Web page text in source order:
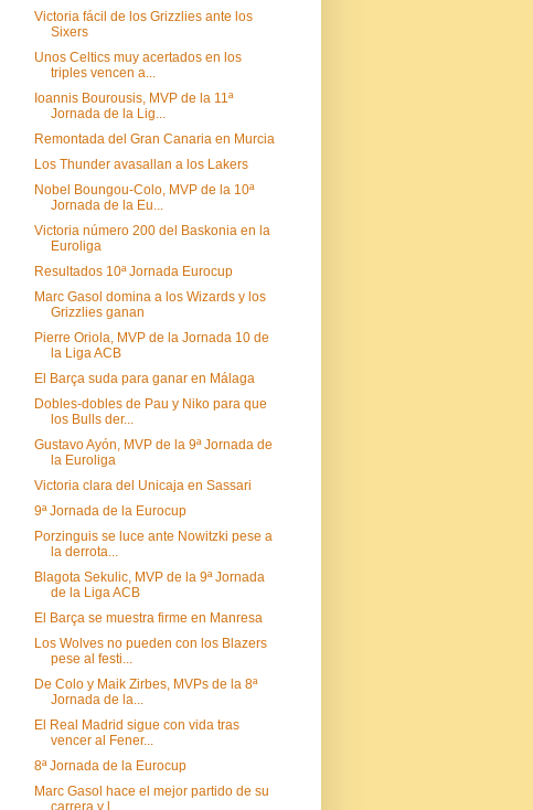
Victoria fácil de los Grizzlies ante los
Sixers
Unos Celtics muy acertados en los
triples vencen a...
Ioannis Bourousis, MVP de la 11ª
Jornada de la Lig...
Remontada del Gran Canaria en Murcia
Los Thunder avasallan a los Lakers
Nobel Boungou-Colo, MVP de la 10ª
Jornada de la Eu...
Victoria número 200 del Baskonia en la
Euroliga
Resultados 10ª Jornada Eurocup
Marc Gasol domina a los Wizards y los
Grizzlies ganan
Pierre Oriola, MVP de la Jornada 10 de
la Liga ACB
El Barça suda para ganar en Málaga
Dobles-dobles de Pau y Niko para que
los Bulls der...
Gustavo Ayón, MVP de la 9ª Jornada de
la Euroliga
Victoria clara del Unicaja en Sassari
9ª Jornada de la Eurocup
Porzinguis se luce ante Nowitzki pese a
la derrota...
Blagota Sekulic, MVP de la 9ª Jornada
de la Liga ACB
El Barça se muestra firme en Manresa
Los Wolves no pueden con los Blazers
pese al festi...
De Colo y Maik Zirbes, MVPs de la 8ª
Jornada de la...
El Real Madrid sigue con vida tras
vencer al Fener...
8ª Jornada de la Eurocup
Marc Gasol hace el mejor partido de su
carrera y l...